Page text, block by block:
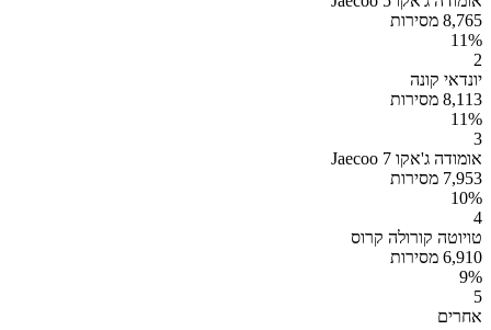
8,765 מסירות
11%
2
יונדאי קונה
8,113 מסירות
11%
3
אומודה ג'אקו Jaecoo 7
7,953 מסירות
10%
4
טויוטה קורולה קרוס
6,910 מסירות
9%
5
אחרים